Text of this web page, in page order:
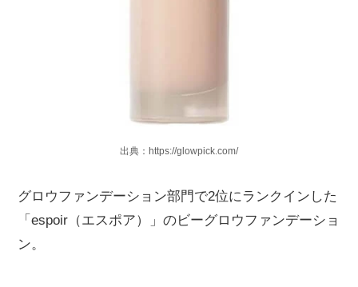
出典：https://glowpick.com/
グロウファンデーション部門で2位にランクインした
「espoir（エスポア）」のビーグロウファンデーショ
ン。